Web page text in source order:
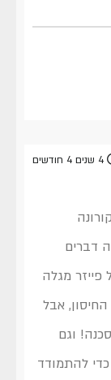
4 שנים 4 חודשים
דברים
מגלה
אבל
וגם
להתמודד